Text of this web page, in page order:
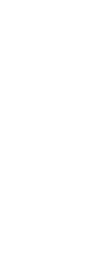
sân bay:
di chuyển dao
giao thông.
600–800
qua ứng dụng di